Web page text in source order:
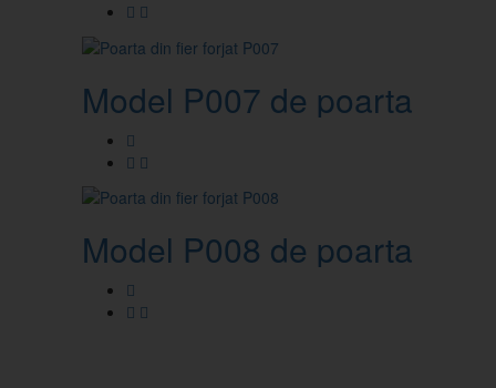
Model P007 de poarta din
Model P008 de poarta din